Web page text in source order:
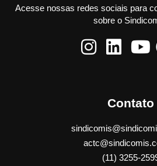
Acesse nossas redes sociais para
sobre o
Contato
(11) 3255-